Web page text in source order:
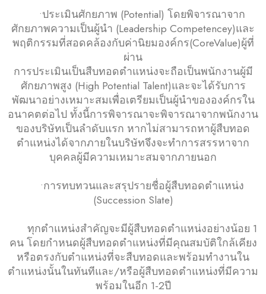
•ประเมินศักยภาพ (Potential) โดยพิจารณาจาก
ศักยภาพความเป็นผู้นำ (Leadership Competencey)และ
พฤติกรรมที่สอดคล้องกับค่านิยมองค์กร(CoreValue)ผู้ที่
ผ่าน
การประเมินเป็นสืบทอดตำแหน่งจะถือเป็นพนักงานผู้มี
ศักยภาพสูง (High Potential Talent)และจะได้รับการ
พัฒนาอย่างเหมาะสมเพื่อเตรียมเป็นผู้นำขององค์กรใน
อนาคตต่อไป ทั้งนี้การพิจารณาจะพิจารณาจากพนักงาน
ของบริษัทเป็นลำดับแรก หากไม่สามารถหาผู้สืบทอด
ตำแหน่งได้จากภายในบริษัทจึงจะทำการสรรหาจาก
บุคคลผู้มีความเหมาะสมจากภายนอก
•การทบทวนและสรุปรายชื่อผู้สืบทอดตำแหน่ง
(Succession Slate)
ทุกตำแหน่งสำคัญจะมีผู้สืบทอดตำแหน่งอย่างน้อย 1
คน โดยกำหนดผู้สืบทอดตำแหน่งที่มีคุณสมบัติใกล้เคียง
หรือตรงกับตำแหน่งที่จะสืบทอดและพร้อมทำงานใน
ตำแหน่งนั้นในทันทีและ/หรือผู้สืบทอดตำแหน่งที่มีความ
พร้อมในอีก 1-2ปี